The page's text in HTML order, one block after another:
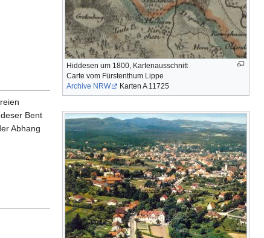
Hiddesen um 1800, Kartenausschnitt
Carte vom Fürstenthum Lippe
Archive NRW
Karten A 11725
Bent
Abhang